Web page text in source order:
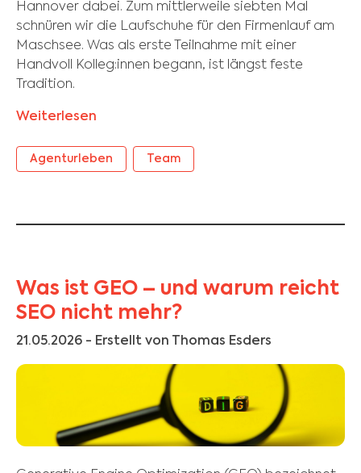
Hannover dabei. Zum mittlerweile siebten Mal
schnüren wir die Laufschuhe für den Firmenlauf am
Maschsee. Was als erste Teilnahme mit einer
Handvoll Kolleg:innen begann, ist längst feste
Tradition.
Weiterlesen
Agenturleben Team
Was ist GEO – und warum reicht
SEO nicht mehr?
21.05.2026 - Erstellt von Thomas Esders